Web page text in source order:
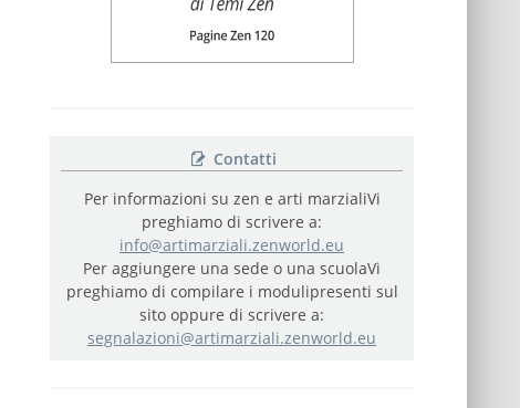
Contatti
Per informazioni su zen e arti marzialiVi
preghiamo di scrivere a:
info@artimarziali.zenworld.eu
Per aggiungere una sede o una scuolaVi
preghiamo di compilare i modulipresenti sul
sito oppure di scrivere a:
segnalazioni@artimarziali.zenworld.eu